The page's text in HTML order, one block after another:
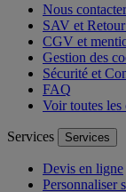
Nous contacter
SAV et
CGV et
Gestion des
Sécurité et
FAQ
Voir toutes les
Services Services
Devis en ligne
Personnaliser